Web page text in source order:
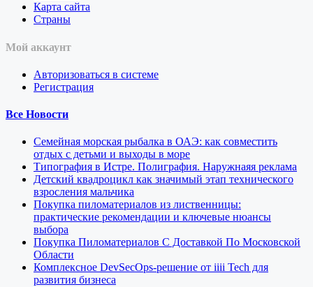
Карта сайта
Страны
Мой аккаунт
Авторизоваться в системе
Регистрация
Все Новости
Семейная морская рыбалка в ОАЭ: как совместить
отдых с детьми и выходы в море
Типография в Истре. Полиграфия. Наружнаяя реклама
Детский квадроцикл как значимый этап технического
взросления мальчика
Покупка пиломатериалов из лиственницы:
практические рекомендации и ключевые нюансы
выбора
Покупка Пиломатериалов С Доставкой По Московской
Области
Комплексное DevSecOps-решение от iiii Tech для
развития бизнеса